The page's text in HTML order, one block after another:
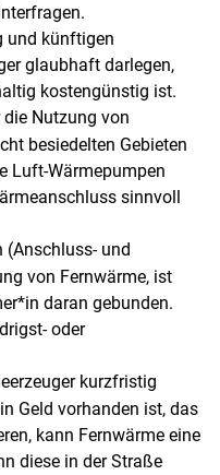
und künftigen
glaubhaft darlegen,
kostengünstig ist.
Nutzung von
besiedelten Gebieten
Luft-Wärmepumpen
sinnvoll
(Anschluss- und
von Fernwärme, ist
daran gebunden.
oder
kurzfristig
Geld vorhanden ist, das
kann Fernwärme eine
diese in der Straße